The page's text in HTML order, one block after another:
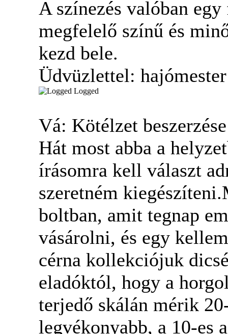
A színezés valóban
megfelelő színű és
kezd bele.
Üdvüzlettel: hajómester
Logged
Vá: Kötélzet
Hát most abba a
írásomra kell választ
szeretném
boltban, amit tegnap
vásárolni, és egy
cérna kollekciójuk
eladóktól, hogy a
terjedő skálán mérik
legvékonyabb, a 10-es